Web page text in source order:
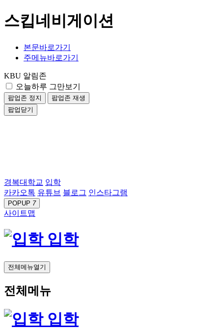
스킵네비게이션
본문바로가기
주메뉴바로가기
KBU 알림존
오늘하루 그만보기
팝업존 정지
팝업존 재생
팝업닫기
경복대학교 입학
카카오톡 유튜브 블로그 인스타그램
POPUP 7
사이트맵
입학
전체메뉴열기
전체메뉴
입학